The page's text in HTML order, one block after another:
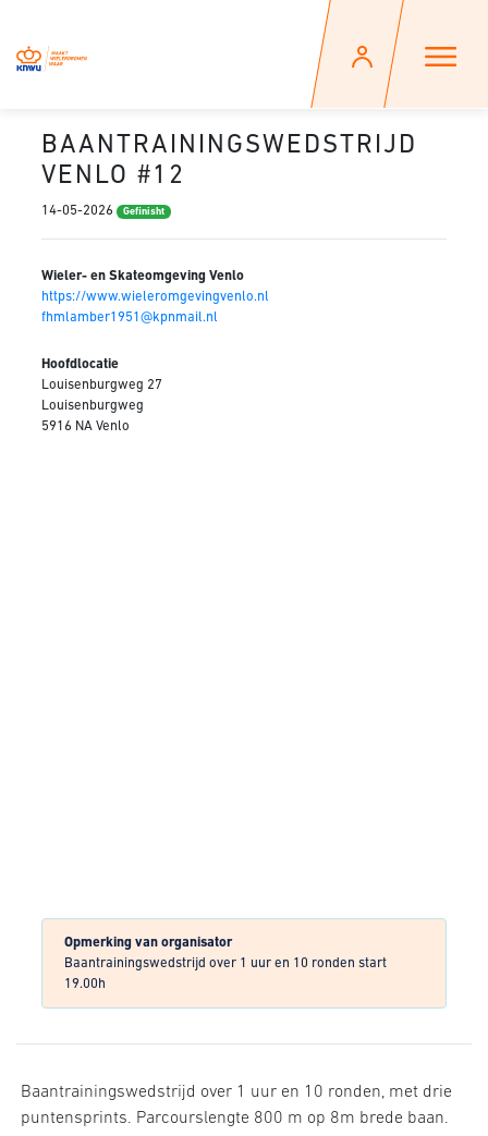
BAANTRAININGSWEDSTRIJD
VENLO #12
14-05-2026 Gefinisht
Wieler- en Skateomgeving Venlo
https://www.wieleromgevingvenlo.nl
fhmlamber1951@kpnmail.nl
Hoofdlocatie
Louisenburgweg 27
Louisenburgweg
5916 NA Venlo
Opmerking van organisator
Baantrainingswedstrijd over 1 uur en 10 ronden start
19.00h
Baantrainingswedstrijd over 1 uur en 10 ronden, met drie
puntensprints. Parcourslengte 800 m op 8m brede baan.